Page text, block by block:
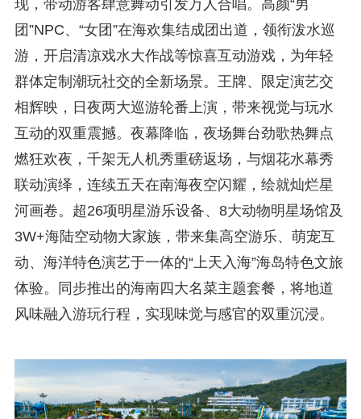
现，带动游客肆意舞动引发万人合唱。高颜“男
团”NPC、“女团”在海欢集结成团出道，领衔泼水巡
游，开启清凉戏水大作战等惊喜互动游戏，为年轻
群体定制潮玩社交的全新场景。王牌、限定演艺交
相辉映，日夜两大巡游轮番上演，带来视觉与玩水
互动的双重震撼。夜幕降临，夜场舞台劲歌热舞点
燃狂欢夜，千架无人机秀重磅返场，与烟花水幕秀
联动演绎，连续五天在南海夜空闪耀，绘就灿烂星
河画卷。超26项明星游乐设备、8大动物明星场馆及
3W+海陆空动物大家族，带来集高空游乐、萌宠互
动、海洋特色演艺于一体的“上天入海”海岛特色文旅
体验。同步推出的海南四大名菜主题套餐，将地道
风味融入游玩行程，实现味觉与感官的双重沉浸。